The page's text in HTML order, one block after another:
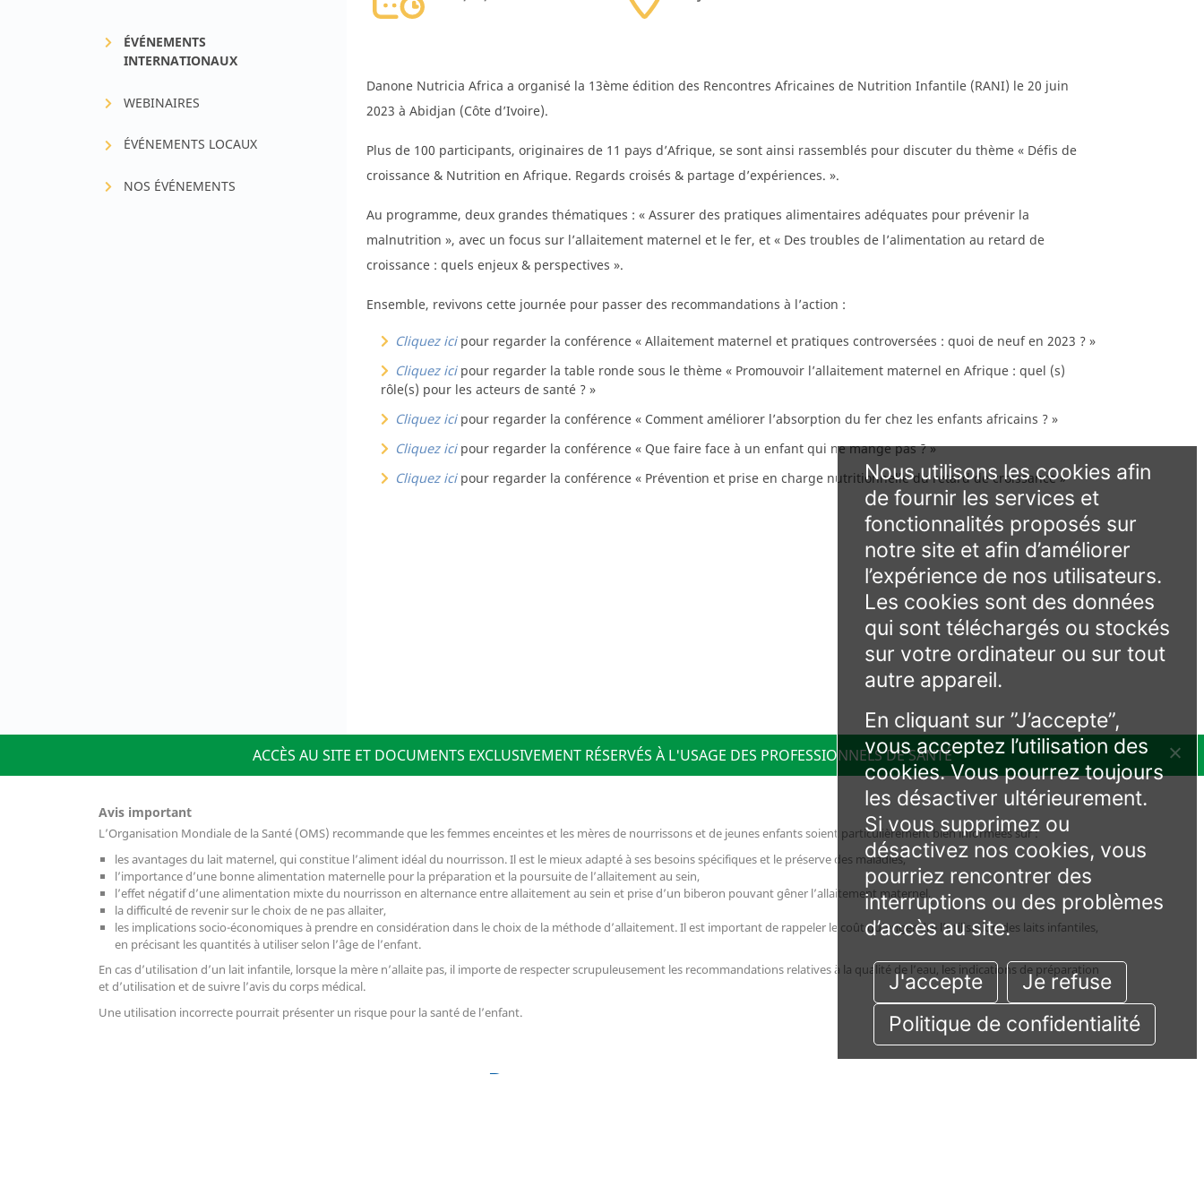
Allergies et intolérances alimentaires
Solutions nutritionnelles
Qualité, science, éthique : nos
laits infantiles
ÉVÉNEMENTS
INTERNATIONAUX
WEBINAIRES
ÉVÉNEMENTS LOCAUX
NOS ÉVÉNEMENTS
Danone Nutricia Africa a organisé la 13ème édition des Rencontres Africaines de Nutrition Infantile (RANI) le 20 juin
2023 à Abidjan (Côte d’Ivoire).
Plus de 100 participants, originaires de 11 pays d’Afrique, se sont ainsi rassemblés pour discuter du thème « Défis de
croissance & Nutrition en Afrique. Regards croisés & partage d’expériences. ».
Au programme, deux grandes thématiques : « Assurer des pratiques alimentaires adéquates pour prévenir la
malnutrition », avec un focus sur l’allaitement maternel et le fer, et « Des troubles de l’alimentation au retard de
croissance : quels enjeux & perspectives ».
Ensemble, revivons cette journée pour passer des recommandations à l’action :
Cliquez icipour regarder la conférence « Allaitement maternel et pratiques controversées : quoi de neuf en 2023 ? »
Cliquez icipour regarder la table ronde sous le thème « Promouvoir l’allaitement maternel en Afrique : quel (s)
rôle(s) pour les acteurs de santé ? »
Cliquez icipour regarder la conférence « Comment améliorer l’absorption du fer chez les enfants africains ? »
Cliquez icipour regarder la conférence « Que faire face à un enfant qui ne mange pas ? »
Cliquez ici pour regarder la conférence « Prévention et prise en charge nutritionnelle du retard de croissance »
ACCÈS AU SITE ET DOCUMENTS EXCLUSIVEMENT RÉSERVÉS À L'USAGE DES PROFESSIONNELS DE SANTÉ
Avis important
L’Organisation Mondiale de la Santé (OMS) recommande que les femmes enceintes et les mères de nourrissons et de jeunes enfants soient particulièrement bien informées sur :
les avantages du lait maternel, qui constitue l’aliment idéal du nourrisson. Il est le mieux adapté à ses besoins spécifiques et le préserve des maladies,
l’importance d’une bonne alimentation maternelle pour la préparation et la poursuite de l’allaitement au sein,
l’effet négatif d’une alimentation mixte du nourrisson en alternance entre allaitement au sein et prise d’un biberon pouvant gêner l’allaitement maternel,
la difficulté de revenir sur le choix de ne pas allaiter,
les implications socio-économiques à prendre en considération dans le choix de la méthode d’allaitement. Il est important de rappeler le coût qu’engendre l’utilisation des laits infantiles,
en précisant les quantités à utiliser selon l’âge de l’enfant.
En cas d’utilisation d’un lait infantile, lorsque la mère n’allaite pas, il importe de respecter scrupuleusement les recommandations relatives à la qualité de l’eau, les indications de préparation
et d’utilisation et de suivre l’avis du corps médical.
Une utilisation incorrecte pourrait présenter un risque pour la santé de l’enfant.
Nous utilisons les cookies afin
de fournir les services et
fonctionnalités proposés sur
notre site et afin d’améliorer
l’expérience de nos utilisateurs.
Les cookies sont des données
qui sont téléchargés ou stockés
sur votre ordinateur ou sur tout
autre appareil.
En cliquant sur ”J’accepte”,
vous acceptez l’utilisation des
cookies. Vous pourrez toujours
les désactiver ultérieurement.
Si vous supprimez ou
désactivez nos cookies, vous
pourriez rencontrer des
interruptions ou des problèmes
d’accès au site.
J'accepte
Je refuse
Politique de confidentialité